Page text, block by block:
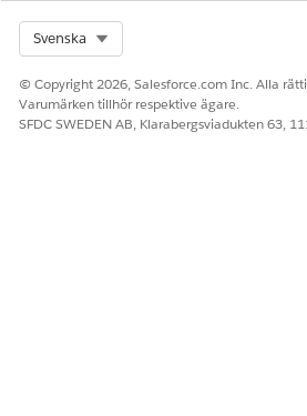
ANTECKNING
nyligen använda serviceprocesser.
serviceprocesser.
Svenska
© Copyright 2026, Salesforce.com Inc. Alla
Varumärken tillhör respektive ägare.
SFDC SWEDEN AB, Klarabergsviadukten 63,